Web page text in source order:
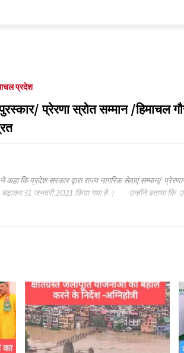
प्रदेश
प्रेरणा स्रोत सम्मान /हिमाचल
कि प्रदेश सरकार द्वारा राज्य नागरिक सेवाएं सम्मान/
31 जनवरी 2021 किया गया है । उन्होंने बताया कि